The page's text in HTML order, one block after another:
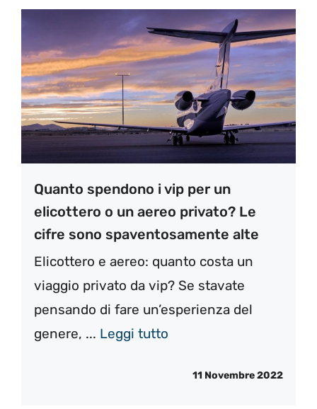
Quanto spendono i vip per un
elicottero o un aereo privato? Le
cifre sono spaventosamente alte
Elicottero e aereo: quanto costa un
viaggio privato da vip? Se stavate
pensando di fare un’esperienza del
genere, ... Leggi tutto
11 Novembre 2022